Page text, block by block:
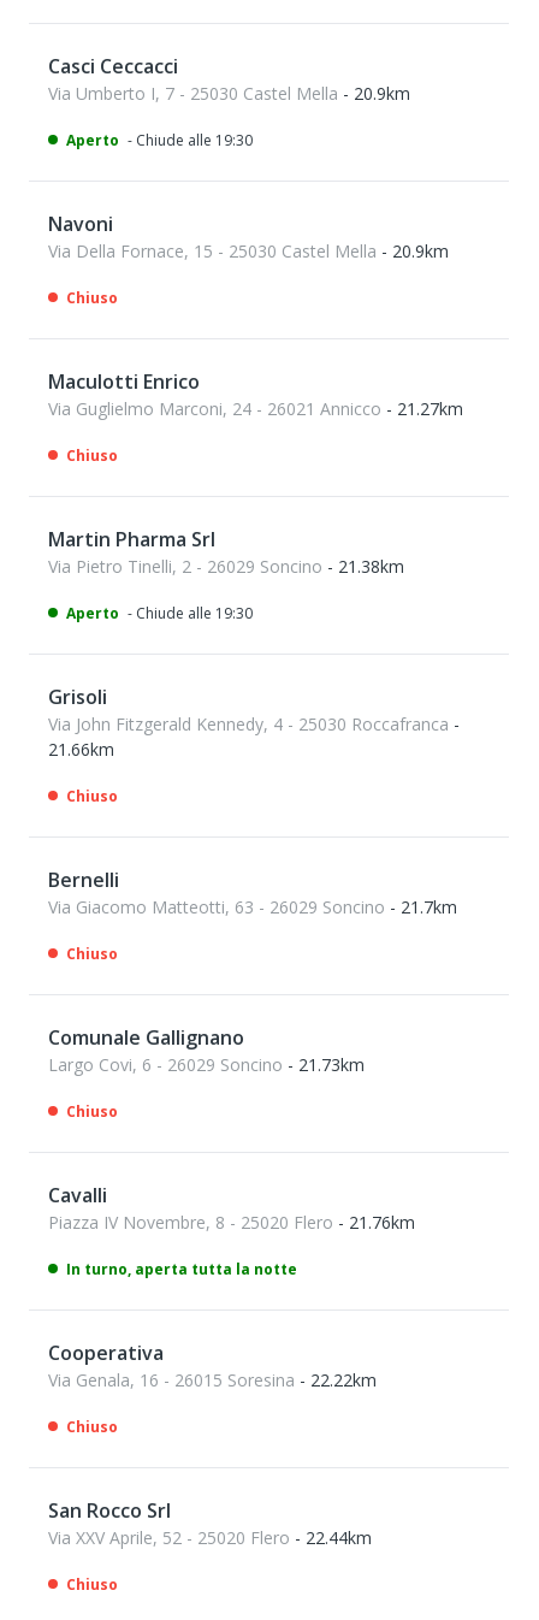
Casci Ceccacci
Via Umberto I, 7 - 25030 Castel Mella - 20.9km
Aperto - Chiude alle 19:30
Navoni
Via Della Fornace, 15 - 25030 Castel Mella - 20.9km
Chiuso
Maculotti Enrico
Via Guglielmo Marconi, 24 - 26021 Annicco - 21.27km
Chiuso
Martin Pharma Srl
Via Pietro Tinelli, 2 - 26029 Soncino - 21.38km
Aperto - Chiude alle 19:30
Grisoli
Via John Fitzgerald Kennedy, 4 - 25030 Roccafranca -
21.66km
Chiuso
Bernelli
Via Giacomo Matteotti, 63 - 26029 Soncino - 21.7km
Chiuso
Comunale Gallignano
Largo Covi, 6 - 26029 Soncino - 21.73km
Chiuso
Cavalli
Piazza IV Novembre, 8 - 25020 Flero - 21.76km
In turno, aperta tutta la notte
Cooperativa
Via Genala, 16 - 26015 Soresina - 22.22km
Chiuso
San Rocco Srl
Via XXV Aprile, 52 - 25020 Flero - 22.44km
Chiuso